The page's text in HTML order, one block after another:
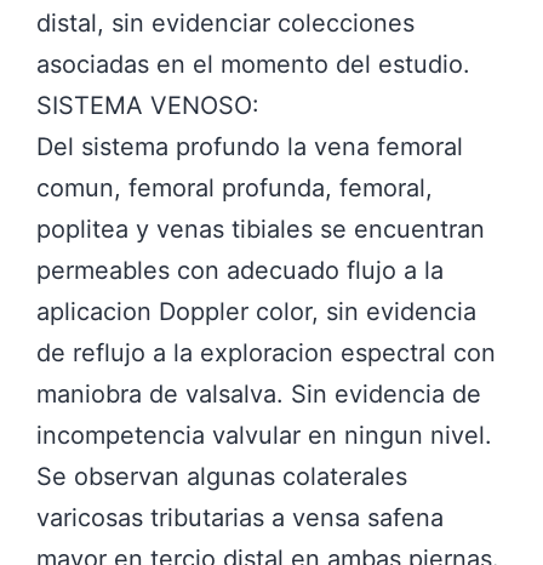
distal, sin evidenciar colecciones
asociadas en el momento del estudio.
SISTEMA VENOSO:
Del sistema profundo la vena femoral
comun, femoral profunda, femoral,
poplitea y venas tibiales se encuentran
permeables con adecuado flujo a la
aplicacion Doppler color, sin evidencia
de reflujo a la exploracion espectral con
maniobra de valsalva. Sin evidencia de
incompetencia valvular en ningun nivel.
Se observan algunas colaterales
varicosas tributarias a vensa safena
mayor en tercio distal en ambas piernas.